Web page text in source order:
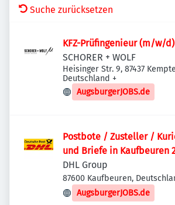
Suche zurücksetzen
KFZ-Prüfingenieur (m/w/d)
SCHORER + WOLF
Heisinger Str. 9, 87437
Deutschland +
AugsburgerJOBS.de
Postbote / Zusteller /
und Briefe in Kaufbeuren
DHL Group
87600 Kaufbeuren,
AugsburgerJOBS.de